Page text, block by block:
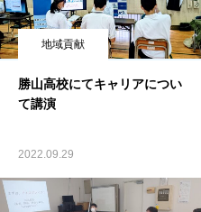
地域貢献
勝山高校にてキャリアについ
て講演
2022.09.29